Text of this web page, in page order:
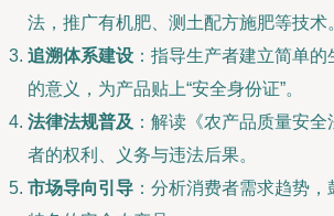
法，推广有机肥、测土配方施肥等技术
追溯体系建设 ：指导生产者建立简单
的意义，为产品贴上“安全身份证”。
法律法规普及 ：解读《农产品质量安
者的权利、义务与违法后果。
市场导向引导 ：分析消费者需求趋势